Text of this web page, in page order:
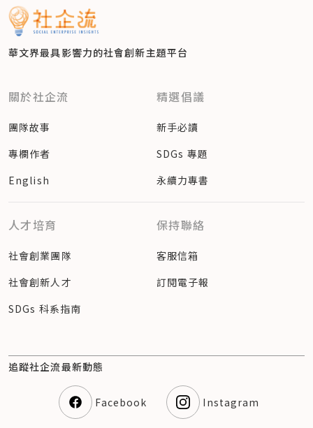
華文界最具影響力的社會創新主題平台
關於社企流
團隊故事
專欄作者
English
精選倡議
新手必讀
SDGs 專題
永續力專書
人才培育
社會創業團隊
社會創新人才
SDGs 科系指南
保持聯絡
客服信箱
訂閱電子報
追蹤社企流最新動態
Facebook Instagram